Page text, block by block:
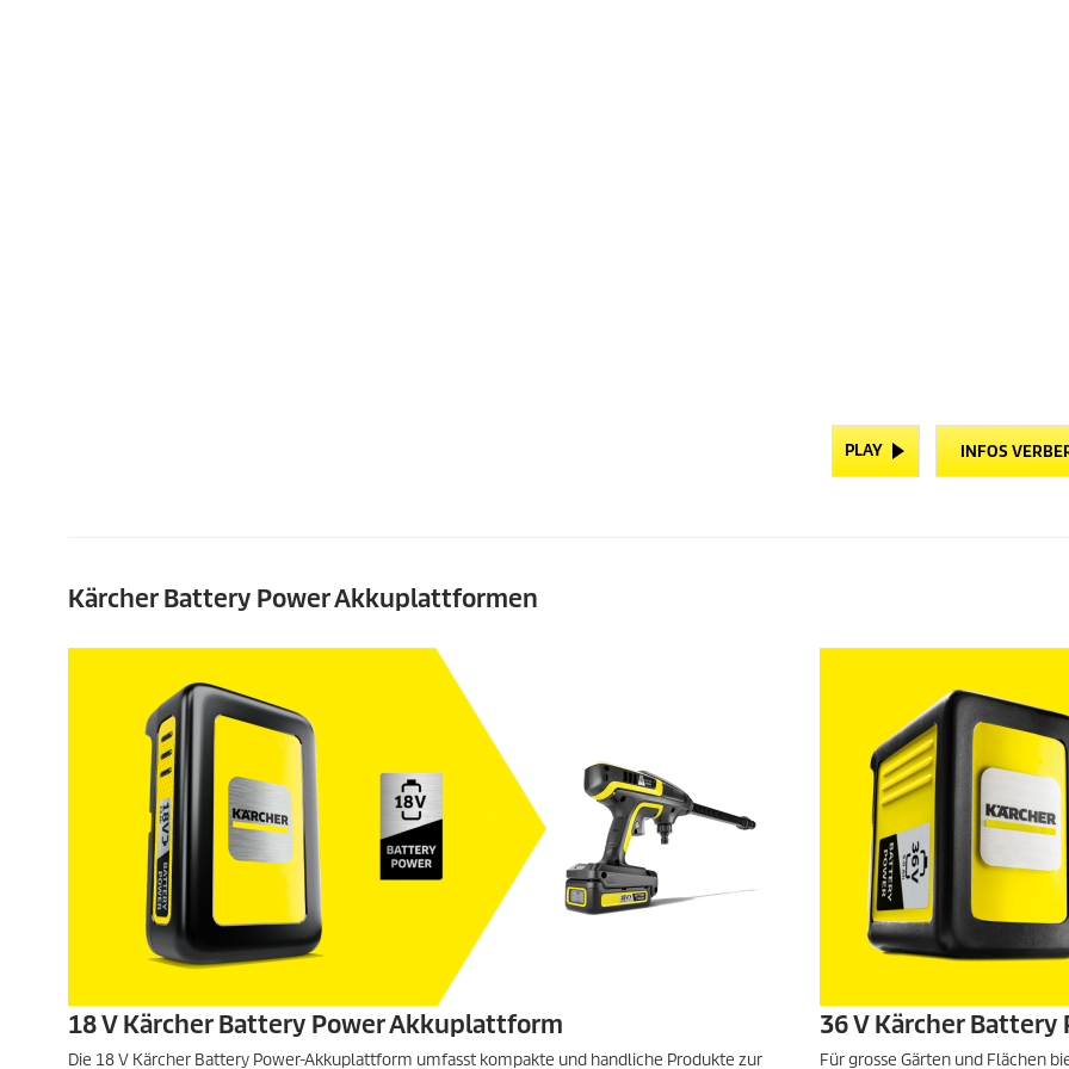
Kärcher Battery Power Akkuplattformen
18 V Kärcher Battery Power Akkuplattform
Die 18 V Kärcher Battery Power-Akkuplattform umfasst kompakte und handliche Produkte zur
36 V Kärcher
Für grosse Gärten und Flächen